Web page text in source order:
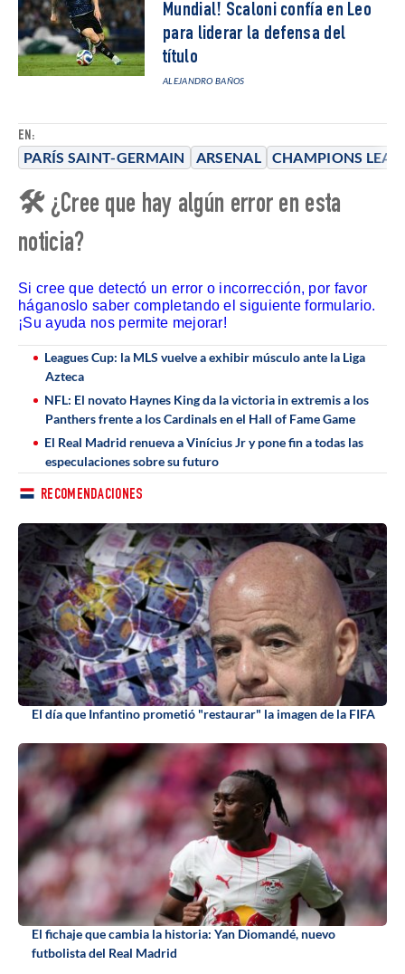
EN:
PARÍS SAINT-GERMAIN ARSENAL CHAMPIONS
Mundial! Scaloni confía en Leo
para liderar la defensa del
título
ALEJANDRO BAÑOS
🛠 ¿Cree que hay algún error en esta
noticia?
Si cree que detectó un error o incorrección, por favor
háganoslo saber completando el siguiente formulario.
¡Su ayuda nos permite mejorar!
Leagues Cup: la MLS vuelve a exhibir músculo ante la Liga
Azteca
NFL: El novato Haynes King da la victoria in extremis a los
Panthers frente a los Cardinals en el Hall of Fame Game
El Real Madrid renueva a Vinícius Jr y pone fin a todas las
especulaciones sobre su futuro
RECOMENDACIONES
El día que Infantino prometió "restaurar" la imagen de la FIFA
El fichaje que cambia la historia: Yan Diomandé, nuevo
futbolista del Real Madrid